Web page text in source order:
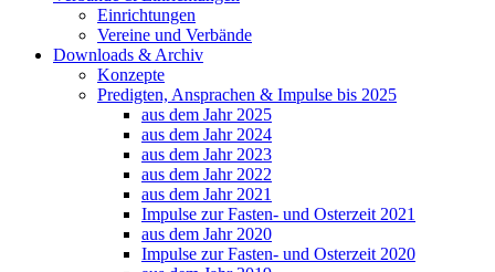
Einrichtungen
Vereine und Verbände
Downloads & Archiv
Konzepte
Predigten, Ansprachen & Impulse bis 2025
aus dem Jahr 2025
aus dem Jahr 2024
aus dem Jahr 2023
aus dem Jahr 2022
aus dem Jahr 2021
Impulse zur Fasten- und Osterzeit 2021
aus dem Jahr 2020
Impulse zur Fasten- und Osterzeit 2020